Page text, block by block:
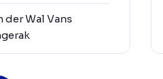
der Wal Vans